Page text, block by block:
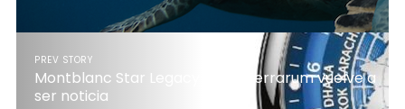
PREV STORY
Montblanc Star Legacy Orbis Terrarum vuelve a
ser noticia